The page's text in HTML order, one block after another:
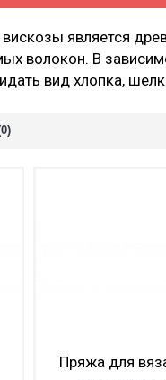
является
волокон. В
вид хлопка,
Пряжа для